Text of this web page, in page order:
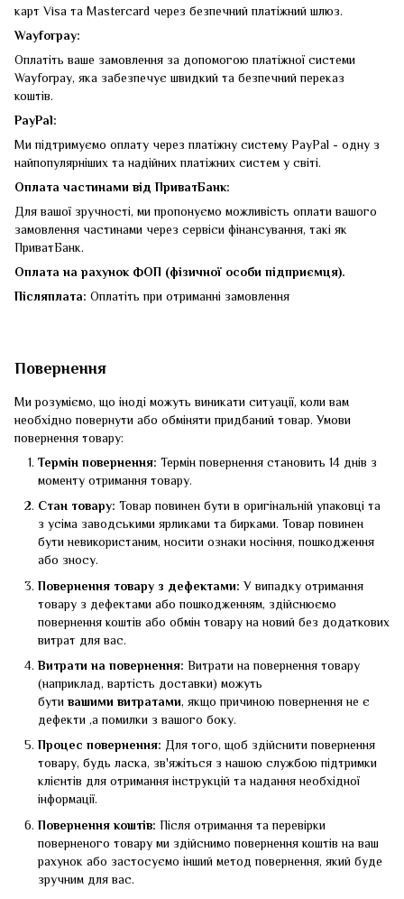
карт Visa та Mastercard через безпечний платіжний шлюз.
Wayforpay:
Оплатіть ваше замовлення за допомогою платіжної системи
Wayforpay, яка забезпечує швидкий та безпечний переказ
коштів.
PayPal:
Ми підтримуємо оплату через платіжну систему PayPal - одну з
найпопулярніших та надійних платіжних систем у світі.
Оплата частинами від ПриватБанк:
Для вашої зручності, ми пропонуємо можливість оплати вашого
замовлення частинами через сервіси фінансування, такі як
ПриватБанк.
Оплата на рахунок ФОП (фізичної особи підприємця).
Післяплата: Оплатіть при отриманні замовлення
Повернення
Ми розуміємо, що іноді можуть виникати ситуації, коли вам
необхідно повернути або обміняти придбаний товар. Умови
повернення товару:
Термін повернення: Термін повернення становить 14 днів з
моменту отримання товару.
Стан товару: Товар повинен бути в оригінальній упаковці та
з усіма заводськими ярликами та бирками. Товар повинен
бути невикористаним, носити ознаки носіння, пошкодження
або зносу.
Повернення товару з дефектами:У випадку отримання
товару з дефектами або пошкодженням, здійснюємо
повернення коштів або обмін товару на новий без додаткових
витрат для вас.
Витрати на повернення: Витрати на повернення товару
(наприклад, вартість доставки) можуть
бути вашими витратами, якщо причиною повернення не є
дефекти ,а помилки з вашого боку.
Процес повернення: Для того, щоб здійснити повернення
товару, будь ласка, зв'яжіться з нашою службою підтримки
клієнтів для отримання інструкцій та надання необхідної
інформації.
Повернення коштів: Після отримання та перевірки
поверненого товару ми здійснимо повернення коштів на ваш
рахунок або застосуємо інший метод повернення, який буде
зручним для вас.